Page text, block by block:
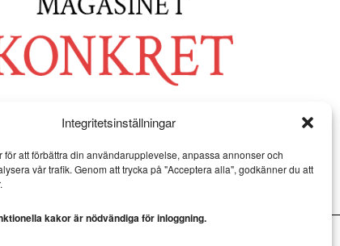
Integritetsinställningar
för att förbättra din användarupplevelse, anpassa annonser och
vår trafik. Genom att trycka på "Acceptera alla", godkänner du att
kakor är nödvändiga för inloggning.